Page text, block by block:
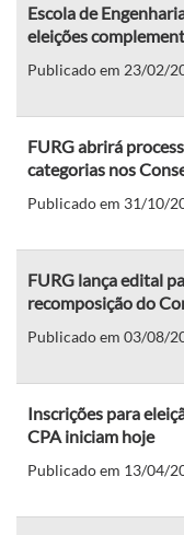
Escola de
eleições
Publicado em 23/02/
FURG abrirá
categorias nos
Publicado em 31/10/
FURG lança edital
recomposição do
Publicado em 03/08/
Inscrições para
CPA iniciam hoje
Publicado em 13/04/